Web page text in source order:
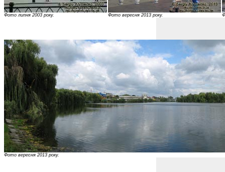
Фото липня 2003 року. Фото вересня 2013 року.
Фото вересня 2013 року.